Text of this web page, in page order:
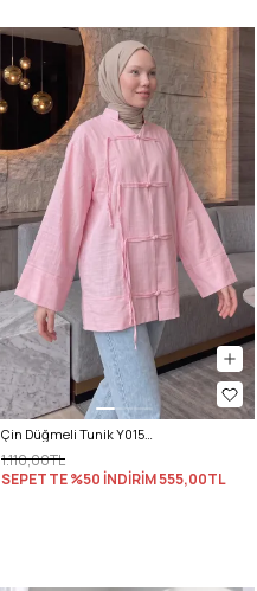
Çin Düğmeli Tunik Y0158 - PEMBE
1.110,00TL
SEPETTE %50 İNDİRİM555,00TL